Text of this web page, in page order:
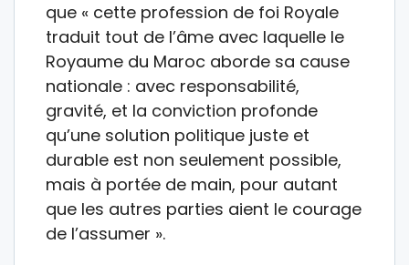
que « cette profession de foi Royale
traduit tout de l’âme avec laquelle le
Royaume du Maroc aborde sa cause
nationale : avec responsabilité,
gravité, et la conviction profonde
qu’une solution politique juste et
durable est non seulement possible,
mais à portée de main, pour autant
que les autres parties aient le courage
de l’assumer ».